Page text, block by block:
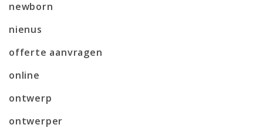
newborn
nienus
offerte aanvragen
online
ontwerp
ontwerper